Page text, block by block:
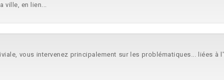
ville, en lien...
vous intervenez principalement sur les problématiques... liées à l'